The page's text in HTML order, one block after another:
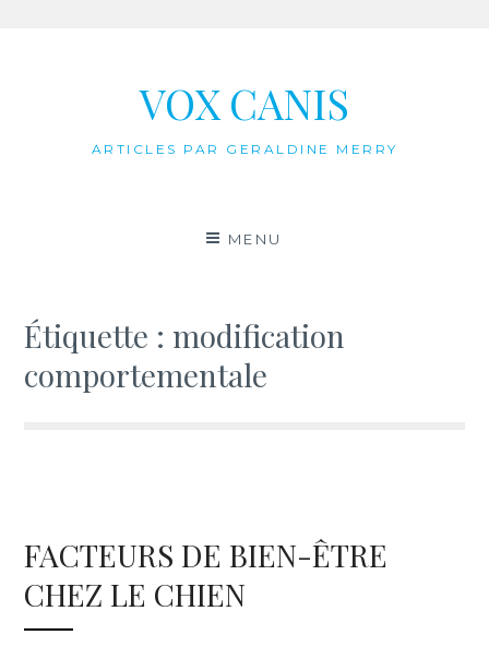
VOX CANIS
ARTICLES PAR GERALDINE MERRY
MENU
Étiquette : modification
comportementale
FACTEURS DE BIEN-ÊTRE
CHEZ LE CHIEN